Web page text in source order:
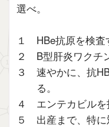
選べ。
１ HBe抗原を検査
２ B型肝炎ワクチ
３ 速やかに、抗
る。
４ エンテカビルを
５ 出産まで、特に